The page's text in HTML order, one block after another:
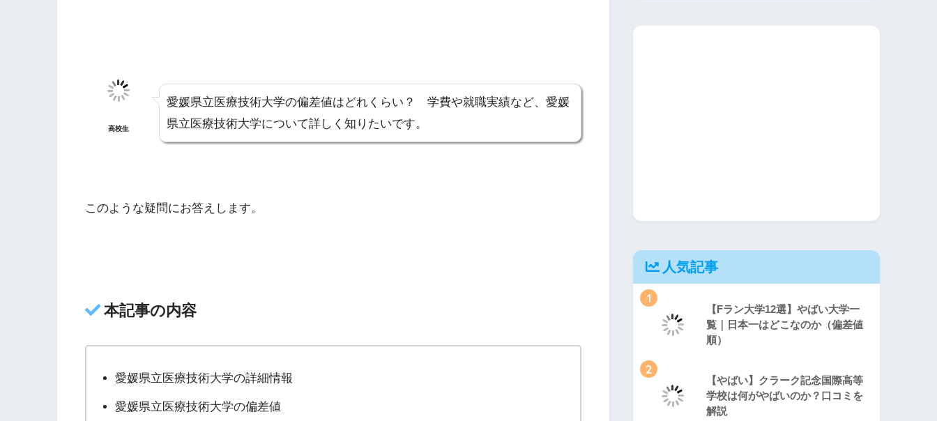
高校生
愛媛県立医療技術大学の偏差値はどれくらい？ 学費や就職実績など、愛媛
県立医療技術大学について詳しく知りたいです。
このような疑問にお答えします。
本記事の内容
愛媛県立医療技術大学の詳細情報
愛媛県立医療技術大学の偏差値
人気記事
1
【Fラン大学12選】やばい大学一
覧｜日本一はどこなのか（偏差値
順）
2
【やばい】クラーク記念国際高等
学校は何がやばいのか？口コミを
解説